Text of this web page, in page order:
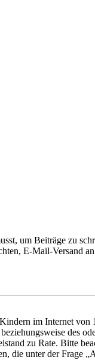
um Beiträge zu
E-Mail-Versand
im Internet
des
zu Rate. Bitte
die unter der Frage